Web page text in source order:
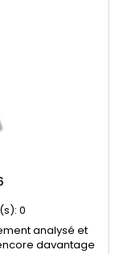
0
analysé et
davantage